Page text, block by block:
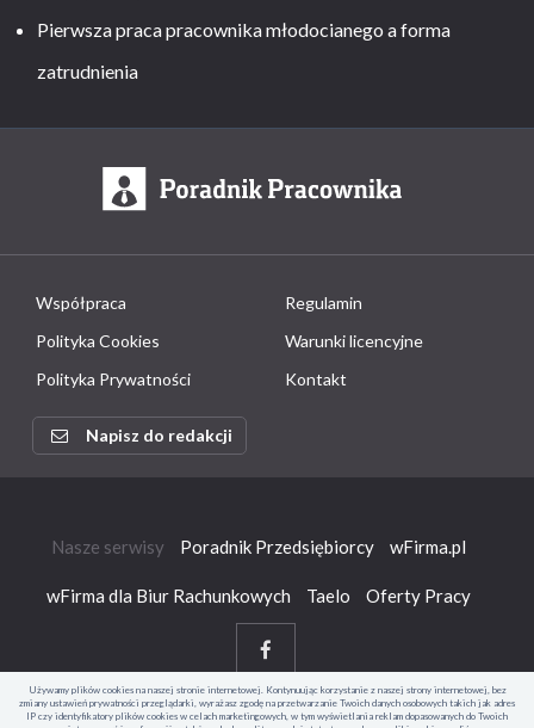
Pierwsza praca pracownika młodocianego a forma
zatrudnienia
Współpraca
Regulamin
Polityka Cookies
Warunki licencyjne
Polityka Prywatności
Kontakt
Napisz do redakcji
Nasze serwisy Poradnik Przedsiębiorcy wFirma.pl
wFirma dla Biur Rachunkowych Taelo Oferty Pracy
Używamy plików cookies na naszej stronie internetowej. Kontynuując korzystanie z naszej strony internetowej, bez
zmiany ustawień prywatności przeglądarki, wyrażasz zgodę na przetwarzanie Twoich danych osobowych takich jak adres
IP czy identyfikatory plików cookies w celach marketingowych, w tym wyświetlania reklam dopasowanych do Twoich